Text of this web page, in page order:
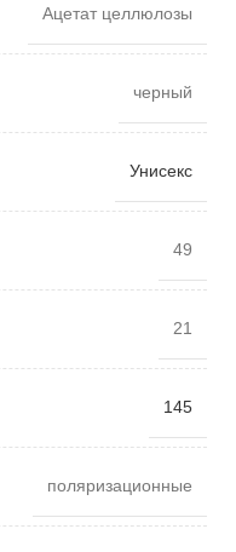
Ацетат целлюлозы
черный
Унисекс
49
21
145
поляризационные